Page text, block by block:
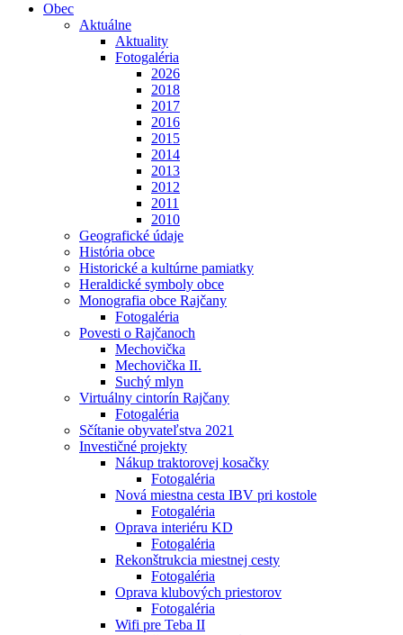
Obec
Aktuálne
Aktuality
Fotogaléria
2026
2018
2017
2016
2015
2014
2013
2012
2011
2010
Geografické údaje
História obce
Historické a kultúrne pamiatky
Heraldické symboly obce
Monografia obce Rajčany
Fotogaléria
Povesti o Rajčanoch
Mechovička
Mechovička II.
Suchý mlyn
Virtuálny cintorín Rajčany
Fotogaléria
Sčítanie obyvateľstva 2021
Investičné projekty
Nákup traktorovej kosačky
Fotogaléria
Nová miestna cesta IBV pri kostole
Fotogaléria
Oprava interiéru KD
Fotogaléria
Rekonštrukcia miestnej cesty
Fotogaléria
Oprava klubových priestorov
Fotogaléria
Wifi pre Teba II